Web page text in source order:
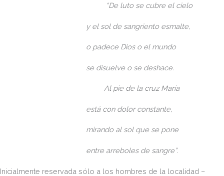
“De luto se cubre el cielo
y el sol de sangriento esmalte,
o padece Dios o el mundo
se disuelve o se deshace.
Al pie de la cruz María
está con dolor constante,
mirando al sol que se pone
entre arreboles de sangre”.
Inicialmente reservada sólo a los hombres de la localidad –